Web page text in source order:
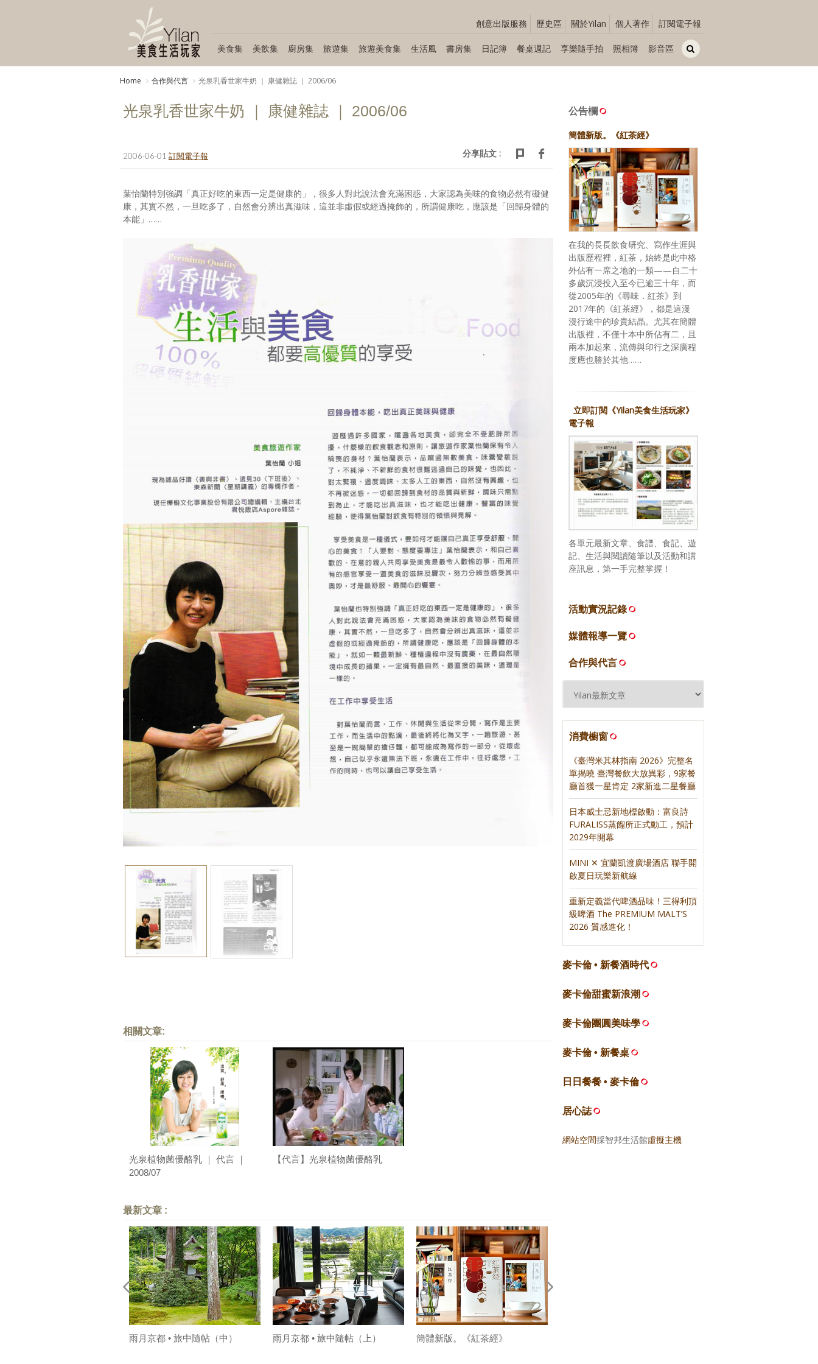
創意出版服務 歷史區 關於Yilan 個人著作 訂閱電子報
美食集 美飲集 廚房集 旅遊集 旅遊美食集 生活風 書房集 日記簿 餐桌週記 享樂隨手拍 照相簿 影音區
Home 合作與代言 光泉乳香世家牛奶 ｜ 康健雜誌 ｜ 2006/06
光泉乳香世家牛奶 ｜ 康健雜誌 ｜ 2006/06
2006-06-01 訂閱電子報 分享貼文 :
葉怡蘭特別強調「真正好吃的東西一定是健康的」，很多人對此說法會充滿困惑，大家認為美味的食物必然有礙健
康，其實不然，一旦吃多了，自然會分辨出真滋味，這並非虛假或經過掩飾的，所謂健康吃，應該是「回歸身體的
本能」……
相關文章:
光泉植物菌優酪乳 ｜ 代言 ｜
2008/07
【代言】光泉植物菌優酪乳
最新文章 :
雨月京都 • 旅中隨帖（中） 雨月京都 • 旅中隨帖（上） 簡體新版。《紅茶經》
公告欄
簡體新版。《紅茶經》
在我的長長飲食研究、寫作生涯與
出版歷程裡，紅茶，始終是此中格
外佔有一席之地的一類——自二十
多歲沉浸投入至今已逾三十年，而
從2005年的《尋味．紅茶》到
2017年的《紅茶經》，都是這漫
漫行途中的珍貴結晶。尤其在簡體
出版裡，不僅十本中所佔有二，且
兩本加起來，流傳與印行之深廣程
度應也勝於其他……
立即訂閱《Yilan美食生活玩家》
電子報
各單元最新文章、食譜、食記、遊
記、生活與閱讀隨筆以及活動和講
座訊息，第一手完整掌握！
活動實況記錄
媒體報導一覽
合作與代言
消費櫥窗
《臺灣米其林指南 2026》完整名
單揭曉 臺灣餐飲大放異彩，9家餐
廳首獲一星肯定 2家新進二星餐廳
日本威士忌新地標啟動：富良詩
FURALISS蒸餾所正式動工，預計
2029年開幕
MINI ✕ 宜蘭凱渡廣場酒店 聯手開
啟夏日玩樂新航線
重新定義當代啤酒品味！三得利頂
級啤酒 The PREMIUM MALT’S
2026 質感進化！
麥卡倫 • 新餐酒時代
麥卡倫甜蜜新浪潮
麥卡倫團圓美味學
麥卡倫 • 新餐桌
日日餐餐 • 麥卡倫
居心誌
網站空間採智邦生活館虛擬主機